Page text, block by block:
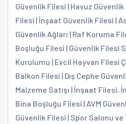
Güvenlik Filesi | Havuz
Filesi | İnşaat Güvenlik Filesi |
Güvenlik Ağları | Raf Koruma
Boşluğu Filesi | Güvenlik Filesi
Kurulumu | Evcil Hayvan Filesi
Balkon Filesi | Dış Cephe
Malzeme Satışı | İnşaat Filesi,
Bina Boşluğu Filesi | AVM
Güvenlik Filesi | Spor Salonu